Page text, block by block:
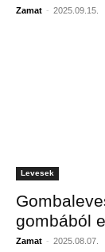
Zamat - 2025.09.15.
Levesek
gombából
Zamat - 2025.08.07.